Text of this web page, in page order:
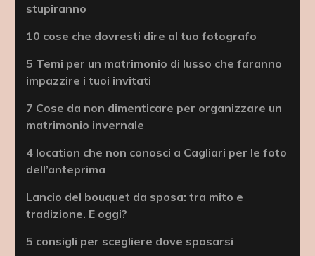
stupiranno
10 cose che dovresti dire al tuo fotografo
5 Temi per un matrimonio di lusso che faranno
impazzire i tuoi invitati
7 Cose da non dimenticare per organizzare un
matrimonio invernale
4 location che non conosci a Cagliari per le foto
dell’anteprima
Lancio del bouquet da sposa: tra mito e
tradizione. E oggi?
5 consigli per scegliere dove sposarsi